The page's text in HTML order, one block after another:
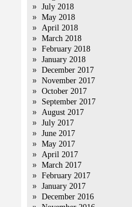
July 2018
May 2018
April 2018
March 2018
February 2018
January 2018
December 2017
November 2017
October 2017
September 2017
August 2017
July 2017
June 2017
May 2017
April 2017
March 2017
February 2017
January 2017
December 2016